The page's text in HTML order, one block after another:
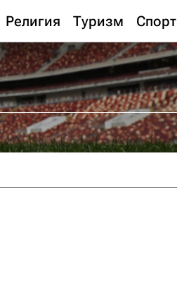
Религия Туризм Спорт